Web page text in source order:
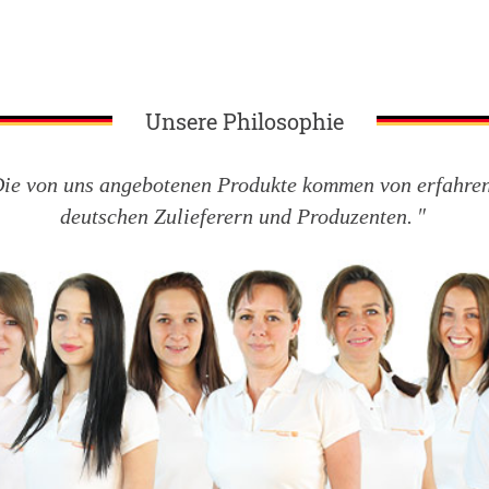
Unsere Philosophie
von uns angebotenen Produkte kommen von
deutschen Zulieferern und Produzenten.